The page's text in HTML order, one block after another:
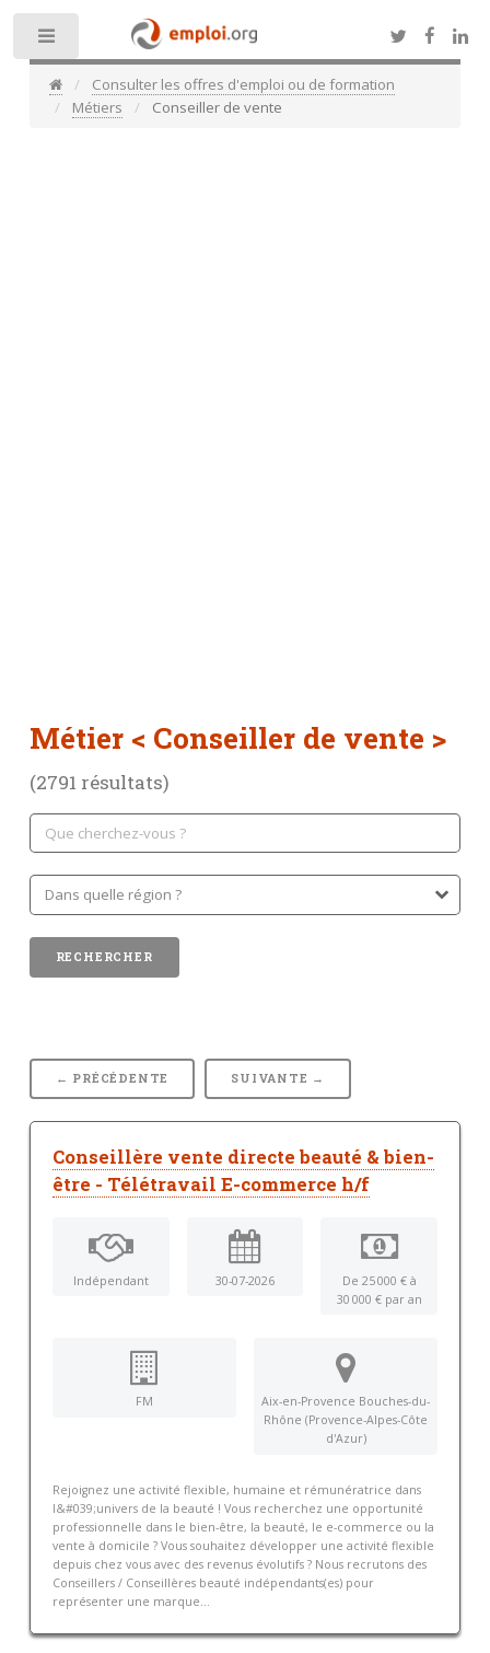
Consulter les offres d'emploi ou de formation
Métiers
Conseiller de vente
Métier < Conseiller de vente >
(2791 résultats)
← PRÉCÉDENTE SUIVANTE →
Conseillère vente directe beauté & bien-
être - Télétravail E-commerce h/f
Indépendant 30-07-2026
De 25 000 € à
30 000 € par an
FM
Aix-en-Provence Bouches-du-
Rhône (Provence-Alpes-Côte
d'Azur)
Rejoignez une activité flexible, humaine et rémunératrice dans
l&#039;univers de la beauté ! Vous recherchez une opportunité
professionnelle dans le bien-être, la beauté, le e-commerce ou la
vente à domicile ? Vous souhaitez développer une activité flexible
depuis chez vous avec des revenus évolutifs ? Nous recrutons des
Conseillers / Conseillères beauté indépendants(es) pour
représenter une marque...
Toggle